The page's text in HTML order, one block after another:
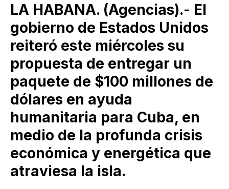
LA HABANA. (Agencias).- El
gobierno de Estados Unidos
reiteró este miércoles su
propuesta de entregar un
paquete de $100 millones de
dólares en ayuda
humanitaria para Cuba, en
medio de la profunda crisis
económica y energética que
atraviesa la isla.